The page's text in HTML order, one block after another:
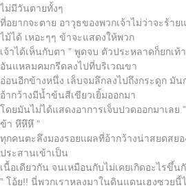
ไม่มีวันตายทั้งๆ
ที่อยากจะตาย อาวุธของพวกเจ้าไม่ว่าจะร้า
ไม้ได้ เหอะๆๆ ข้าจะแสดงให้พวก
เจ้าได้เห็นกับตา ” พูดจบ ตัวประหลาดก็ยกเ
อันแหลมคมกรีดลงไปที่บริเวณขา
อ่อนอีกข้างหนึ่ง เล็บจมลึกลงไปถึงกระดูก มัน
อ้ากว้างมีน้ำข้นสีเขียวเยิ้มออกมา
โดยมันไม่ได้แสดงอาการเจ็บปวดออกมาเลย
ข้า หึหึหึ ”
ทุกคนตะลึงมองรอยแผลที่อ้ากว้างน่าสยดสย
ประสานเข้าเป็น
เนื้อเดียวกัน จนเหมือนกับไม่เคยเกิดอะไรขึ้
” โอ้ย!! นี่พวกเราหลงมาในดินแดนเฮงซวยนี้